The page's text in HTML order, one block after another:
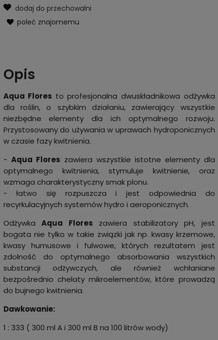
dodaj do przechowalni
poleć znajomemu
Opis
Aqua Flores to profesjonalna dwuskładnikowa odżywka
dla roślin, o szybkim działaniu, zawierający wszystkie
niezbędne elementy dla ich optymalnego rozwoju.
Przystosowany do używania w uprawach hydroponicznych
w czasie fazy kwitnienia.
- Aqua Flores zawiera wszystkie istotne elementy dla
optymalnego kwitnienia, stymuluje kwitnienie, oraz
wzmaga charakterystyczny smak plonu.
- łatwo się rozpuszcza i jest odpowiednia do
recyrkulacyjnych systemów hydro i aeroponicznych.
Odżywka Aqua Flores zawiera stabilizatory pH, jest
bogata nie tylko w takie związki jak np. kwasy krzemowe,
kwasy humusowe i fulwowe, których rezultatem jest
zdolność do optymalnego absorbowania wszystkich
substancji odżywczych, ale również wchłaniane
bezpośrednio chelaty mikroelementów, które prowadzą
do bujnego kwitnienia.
Dawkowanie:
1 : 333 ( 300 ml A i 300 ml B na 100 litrów wody)